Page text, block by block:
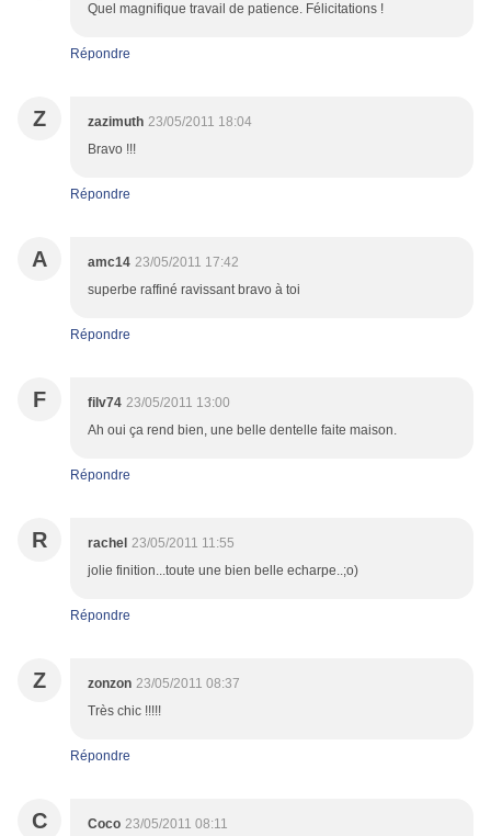
Quel magnifique travail de patience. Félicitations !
Répondre
Z zazimuth 23/05/2011 18:04
Bravo !!!
Répondre
A amc14 23/05/2011 17:42
superbe raffiné ravissant bravo à toi
Répondre
F filv74 23/05/2011 13:00
Ah oui ça rend bien, une belle dentelle faite maison.
Répondre
R rachel 23/05/2011 11:55
jolie finition...toute une bien belle echarpe..;o)
Répondre
Z zonzon 23/05/2011 08:37
Très chic !!!!!
Répondre
C Coco 23/05/2011 08:11